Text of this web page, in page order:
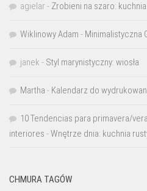
agielar - Zrobieni na szaro:
Wiklinowy Adam - Minimalistyczna
janek - Styl marynistyczny: wiosła
Martha - Kalendarz do
10 Tendencias para primavera/
interiores -Wnętrze dnia: kuchnia
CHMURA TAGÓW